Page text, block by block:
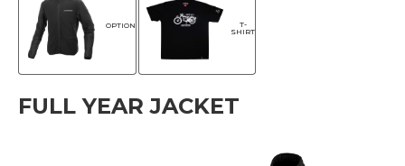
OPTION
T-
SHIRT
FULL YEAR JACKET